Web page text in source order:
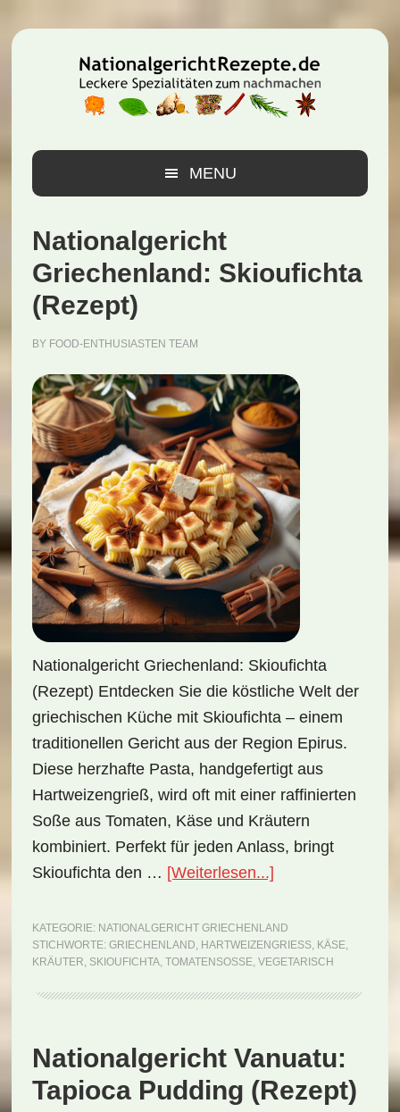
Hauptnavigation
Inhalt
Seitenspalte
MENU
Nationalgericht
Griechenland: Skioufichta
(Rezept)
BY FOOD-ENTHUSIASTEN TEAM
Nationalgericht Griechenland: Skioufichta
(Rezept) Entdecken Sie die köstliche Welt der
griechischen Küche mit Skioufichta – einem
traditionellen Gericht aus der Region Epirus.
Diese herzhafte Pasta, handgefertigt aus
Hartweizengrieß, wird oft mit einer raffinierten
Soße aus Tomaten, Käse und Kräutern
kombiniert. Perfekt für jeden Anlass, bringt
Skioufichta den … [Weiterlesen...]
Skioufichta
(Rezept)
KATEGORIE: NATIONALGERICHT GRIECHENLAND
STICHWORTE: GRIECHENLAND, HARTWEIZENGRIESS , KÄSE,
KRÄUTER, SKIOUFICHTA, TOMATENSOSSE , VEGETARISCH
Nationalgericht Vanuatu:
Tapioca Pudding (Rezept)